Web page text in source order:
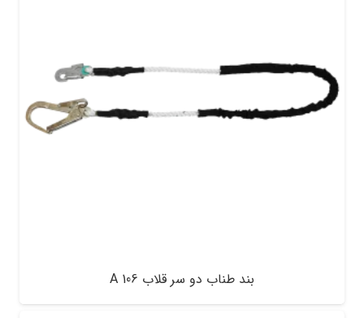
بند طناب دو سر قلاب A 106